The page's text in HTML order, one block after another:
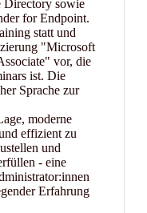
Directory sowie
for Endpoint.
statt und
"Microsoft
vor, die
ist. Die
Sprache zur
moderne
effizient zu
und
- eine
Erfahrung